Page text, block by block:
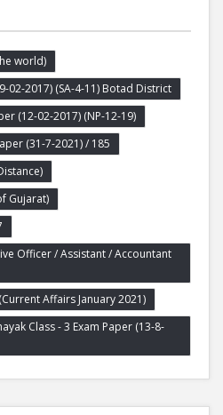
world)
02-2017) (SA-4-11) Botad District
(12-02-2017) (NP-12-19)
(31-7-2021) / 185
Gujarat)
Officer / Assistant / Accountant
Affairs January 2021)
Class - 3 Exam Paper (13-8-